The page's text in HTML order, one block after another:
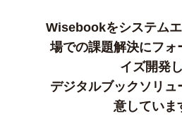
Wisebookをシステム
場での課題解決にフォ
イズ開発
デジタルブックソリュ
意していま